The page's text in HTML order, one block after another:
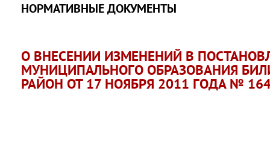
НОРМАТИВНЫЕ ДОКУМЕНТЫ
О ВНЕСЕНИИ ИЗМЕНЕНИЙ В
МУНИЦИПАЛЬНОГО ОБРАЗОВАНИЯ
РАЙОН ОТ 17 НОЯБРЯ 2011 ГОДА №